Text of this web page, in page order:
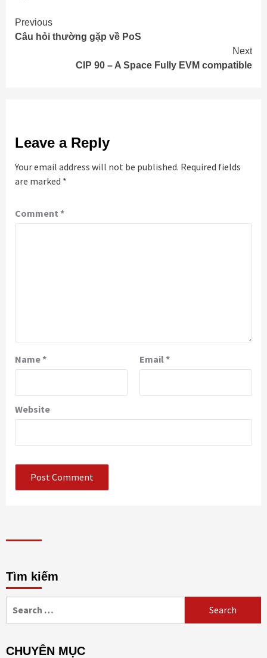
Continue
Reading
Previous
Câu hỏi thường gặp về PoS
Next
CIP 90 – A Space Fully EVM compatible
Leave a Reply
Your email address will not be published. Required fields
are marked *
Comment *
Name* Email *
Website
Tìm kiếm
for:
CHUYÊN MỤC